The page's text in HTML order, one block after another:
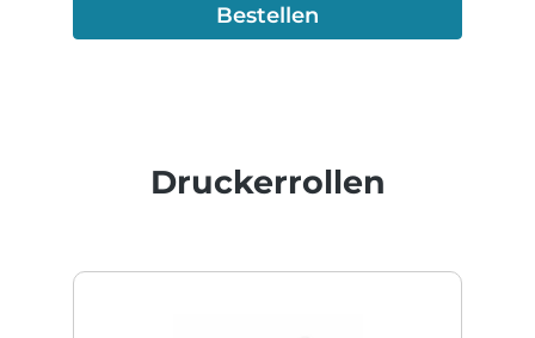
Bestellen
Produktgalerie überspringen
Druckerrollen